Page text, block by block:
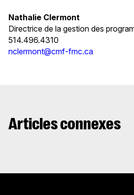
Nathalie Clermont
Directrice de la gestion des
514.496.4310
nclermont@cmf-fmc.ca
Articles connexes